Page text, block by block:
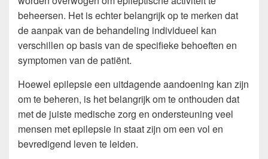
beheersen. Het is echter belangrijk op te merken dat
de aanpak van de behandeling individueel kan
verschillen op basis van de specifieke behoeften en
symptomen van de patiënt.
Hoewel epilepsie een uitdagende aandoening kan zijn
om te beheren, is het belangrijk om te onthouden dat
met de juiste medische zorg en ondersteuning veel
mensen met epilepsie in staat zijn om een vol en
bevredigend leven te leiden.